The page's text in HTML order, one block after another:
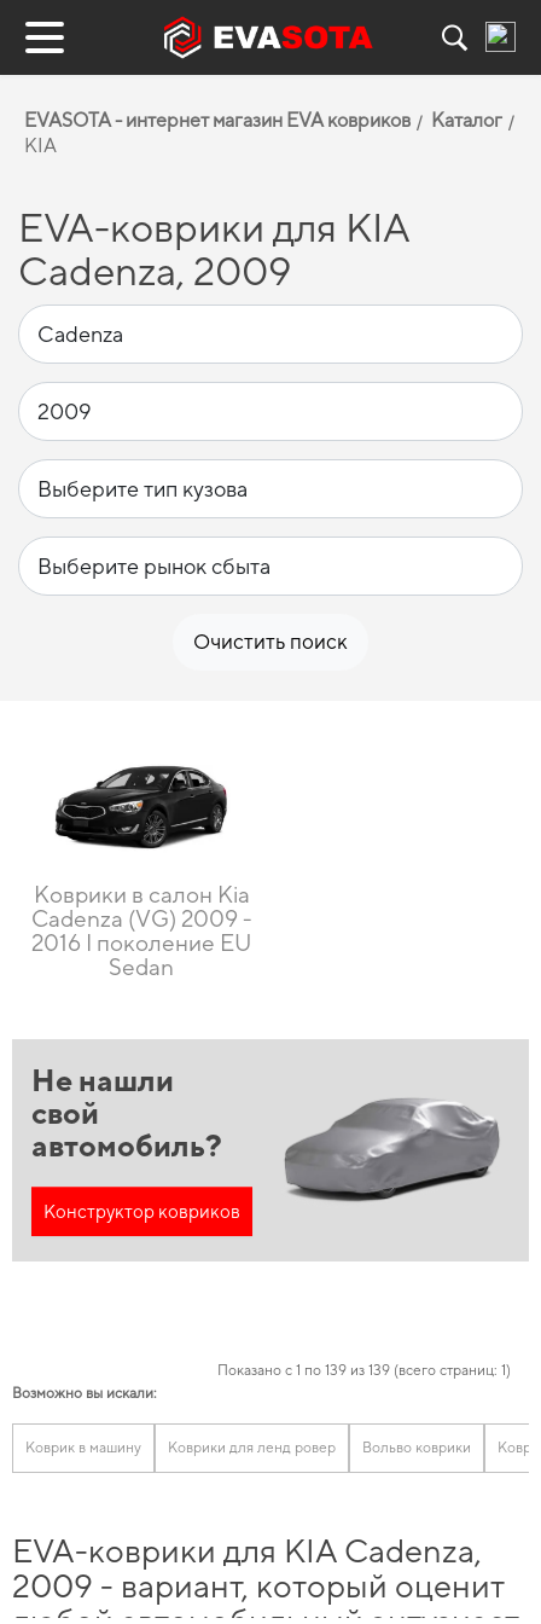
EVASOTA - интернет магазин EVA ковриков
Каталог
KIA
EVA-коврики для KIA
Cadenza, 2009
Очистить поиск
Коврики в салон Kia
Cadenza (VG) 2009 -
2016 I поколение EU
Sedan
Не нашли
свой
автомобиль?
Конструктор ковриков
Показано с 1 по 139 из 139 (всего страниц: 1)
Возможно вы искали:
Коврик в машину Коврики для ленд ровер Вольво коврики
EVA-коврики для KIA Cadenza,
2009 - вариант, который оценит